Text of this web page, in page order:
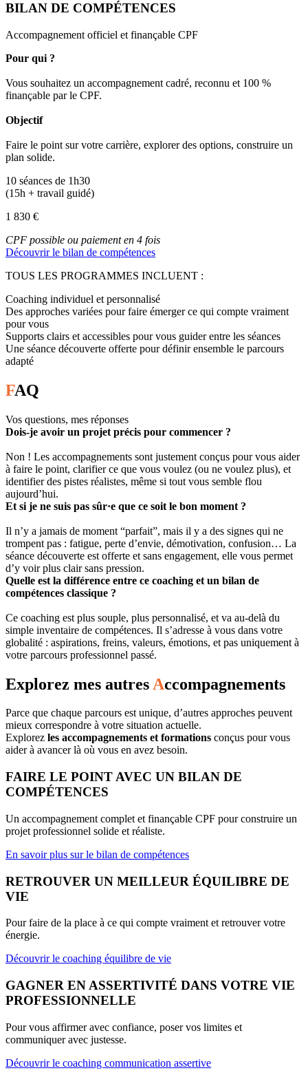
BILAN DE COMPÉTENCES
Accompagnement officiel et finançable CPF
Pour qui ?
Vous souhaitez un accompagnement cadré, reconnu et 100 %
finançable par le CPF.
Objectif
Faire le point sur votre carrière, explorer des options, construire un
plan solide.
10 séances de 1h30
(15h + travail guidé)
1 830 €
CPF possible ou paiement en 4 fois
Découvrir le bilan de compétences
TOUS LES PROGRAMMES INCLUENT :
Coaching individuel et personnalisé
Des approches variées pour faire émerger ce qui compte vraiment
pour vous
Supports clairs et accessibles pour vous guider entre les séances
Une séance découverte offerte pour définir ensemble le parcours
adapté
FAQ
Vos questions, mes réponses
Dois-je avoir un projet précis pour commencer ?
Non ! Les accompagnements sont justement conçus pour vous aider
à faire le point, clarifier ce que vous voulez (ou ne voulez plus), et
identifier des pistes réalistes, même si tout vous semble flou
aujourd’hui.
Et si je ne suis pas sûr·e que ce soit le bon moment ?
Il n’y a jamais de moment “parfait”, mais il y a des signes qui ne
trompent pas : fatigue, perte d’envie, démotivation, confusion… La
séance découverte est offerte et sans engagement, elle vous permet
d’y voir plus clair sans pression.
Quelle est la différence entre ce coaching et un bilan de
compétences classique ?
Ce coaching est plus souple, plus personnalisé, et va au-delà du
simple inventaire de compétences. Il s’adresse à vous dans votre
globalité : aspirations, freins, valeurs, émotions, et pas uniquement à
votre parcours professionnel passé.
Explorez mes autres Accompagnements
Parce que chaque parcours est unique, d’autres approches peuvent
mieux correspondre à votre situation actuelle.
Explorez les accompagnements et formations conçus pour vous
aider à avancer là où vous en avez besoin.
FAIRE LE POINT AVEC UN BILAN DE
COMPÉTENCES
Un accompagnement complet et finançable CPF pour construire un
projet professionnel solide et réaliste.
En savoir plus sur le bilan de compétences
RETROUVER UN MEILLEUR ÉQUILIBRE DE
VIE
Pour faire de la place à ce qui compte vraiment et retrouver votre
énergie.
Découvrir le coaching équilibre de vie
GAGNER EN ASSERTIVITÉ DANS VOTRE VIE
PROFESSIONNELLE
Pour vous affirmer avec confiance, poser vos limites et
communiquer avec justesse.
Découvrir le coaching communication assertive